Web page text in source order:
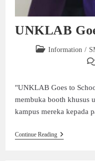
UNKLAB
Information /
"UNKLAB Goes to
membuka booth khusus
kampus mereka kepada
Continue Reading